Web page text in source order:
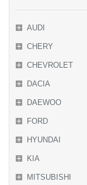
AUDI
CHERY
CHEVROLET
DACIA
DAEWOO
FORD
HYUNDAI
KIA
MITSUBISHI